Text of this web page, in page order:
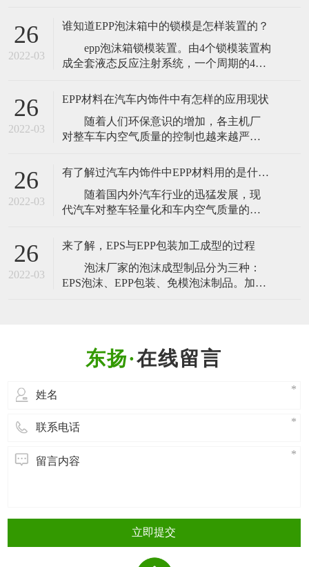
制造的高结晶型聚合物/气体复合材料。它
见的EPS（聚苯乙烯泡沫，俗称保丽龙）相
似，但二者在性能上有着天壤之别：
26
2022-03
谁知道EPP泡沫箱中的锁模是怎样装置的？
epp泡沫箱锁模装置。由4个锁模装置构
成全套液态反应注射系统，一个周期的4个
半模固定在一起，回转90°通过分型面放
气。然后转向操作者，取出制件，并提供
空间便于清洗和卸下模具。 ②上下模
转到平行位置后准备合模。 ③长行程
26
2022-03
EPP材料在汽车内饰件中有怎样的应用现状
随着人们环保意识的增加，各主机厂
对整车车内空气质量的控制也越来越严
更高的要求。EPP材料散发挥发性有机物
（VOC）较少，材料本身的气味较小，同
时具有优异的综合性能和较轻的质量，这
使其在汽车内饰件中的应用越来越多。目
垫块、座
26
2022-03
有了解过汽车内饰件中EPP材料用的是什么样的特性吗
随着国内外汽车行业的迅猛发展，现
代汽车对整车轻量化和车内空气质量的要
一直以来都是汽车减重的重要手段，可有
效降低整车油耗，提高能源利用率，降低
汽车尾气的排放，从而减少污染。那么EPP
材料特性 有哪些特性呢？下面，我们一起
26
2022-03
来了解，EPS与EPP包装加工成型的过程
泡沫厂家的泡沫成型制品分为三种：
EPS泡沫、EPP包装、免模泡沫制品。加工
EPS泡沫、EPP包装的泡沫成型过程
在线留言
立即提交